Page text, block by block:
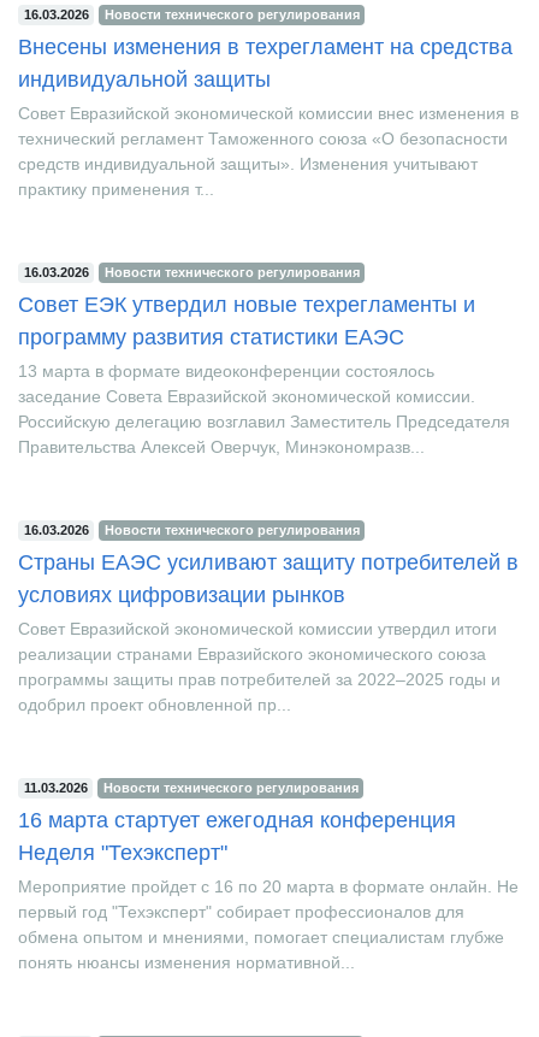
16.03.2026
Внесены изменения в техрегламент на средства
индивидуальной защиты
Совет Евразийской экономической комиссии внес изменения в
технический регламент Таможенного союза «О безопасности
средств индивидуальной защиты». Изменения учитывают
16.03.2026 Новости технического регулирования
Совет ЕЭК утвердил новые техрегламенты и
программу развития статистики ЕАЭС
13 марта в формате видеоконференции состоялось
заседание Совета Евразийской экономической комиссии.
Российскую делегацию возглавил Заместитель Председателя
16.03.2026 Новости технического регулирования
Страны ЕАЭС усиливают защиту потребителей в
условиях цифровизации рынков
Совет Евразийской экономической комиссии утвердил итоги
реализации странами Евразийского экономического союза
программы защиты прав потребителей за 2022–2025 годы и
11.03.2026
16 марта стартует ежегодная конференция
Неделя "Техэксперт"
Мероприятие пройдет с 16 по 20 марта в формате онлайн. Не
первый год "Техэксперт" собирает профессионалов для
обмена опытом и мнениями, помогает специалистам глубже